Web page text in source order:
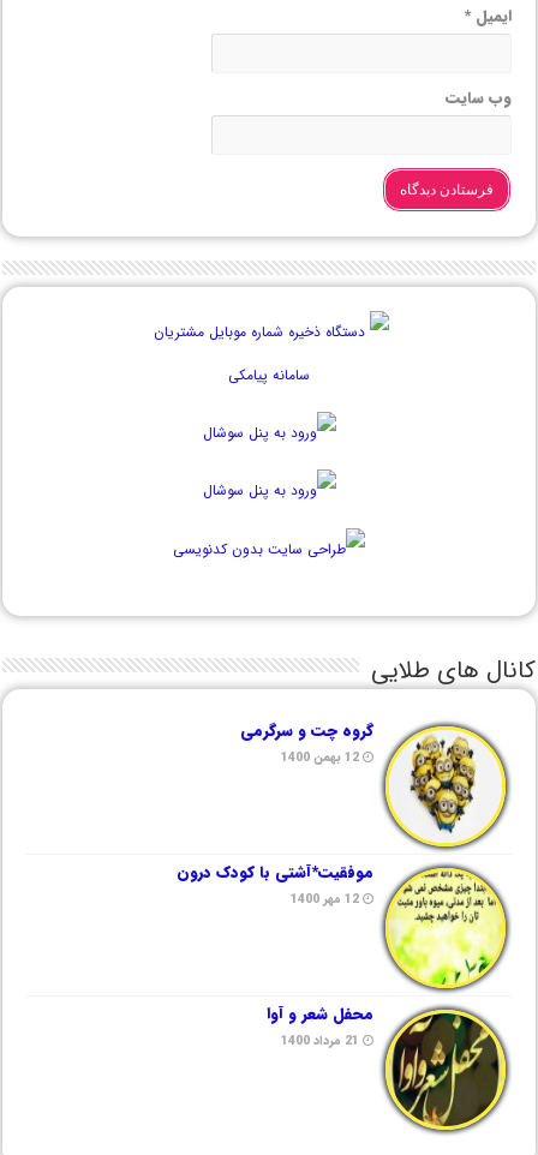
ایمیل*
وب‌ سایت
کانال های طلایی
گروه چت و سرگرمی
12 بهمن 1400
موفقیت*آشتی با کودک درون
12 مهر 1400
محفل شعر و آوا
21 مرداد 1400